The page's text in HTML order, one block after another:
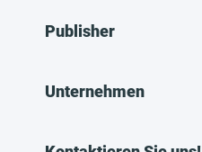
Publisher
Unternehmen